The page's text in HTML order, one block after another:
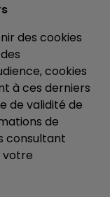
des cookies
cookies
à ces derniers
de validité de
de
consultant
votre